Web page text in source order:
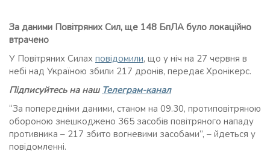
За даними Повітряних Сил, ще 148 БпЛА було локаційно
втрачено
У Повітряних Силах повідомили, що у ніч на 27 червня в
небі над Україною збили 217 дронів, передає Хронікерс.
Підписуйтесь на наш Телеграм-канал
“За попередніми даними, станом на 09.30, протиповітряною
обороною знешкоджено 365 засобів повітряного нападу
противника – 217 збито вогневими засобами”, – йдеться у
повідомленні.